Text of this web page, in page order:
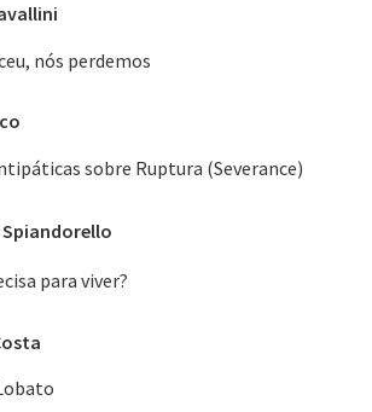
nós perdemos
sobre Ruptura (Severance)
para viver?